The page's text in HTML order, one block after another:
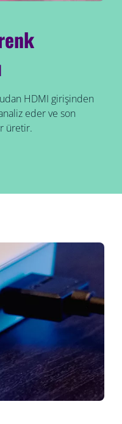
HDMI girişinden
eder ve son
üretir.